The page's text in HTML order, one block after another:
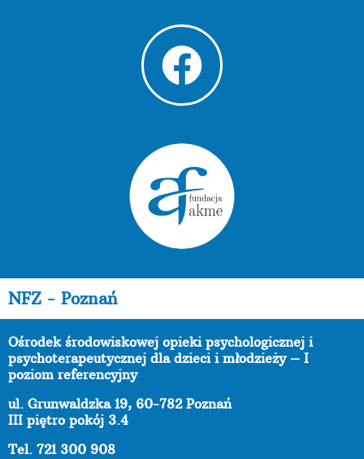
NFZ - Poznań
Ośrodek środowiskowej opieki psychologicznej i
psychoterapeutycznej dla dzieci i młodzieży – I
poziom referencyjny
ul. Grunwaldzka 19, 60-782 Poznań
III piętro pokój 3.4
Tel. 721 300 908